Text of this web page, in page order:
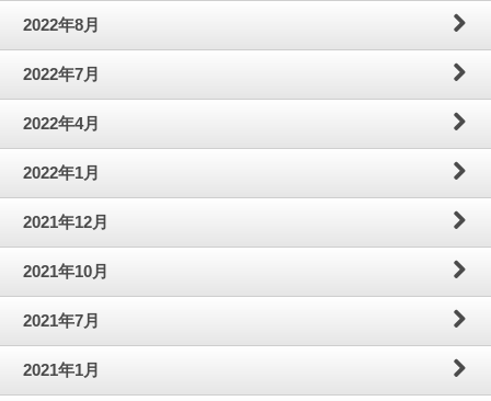
2022年8月
2022年7月
2022年4月
2022年1月
2021年12月
2021年10月
2021年7月
2021年1月